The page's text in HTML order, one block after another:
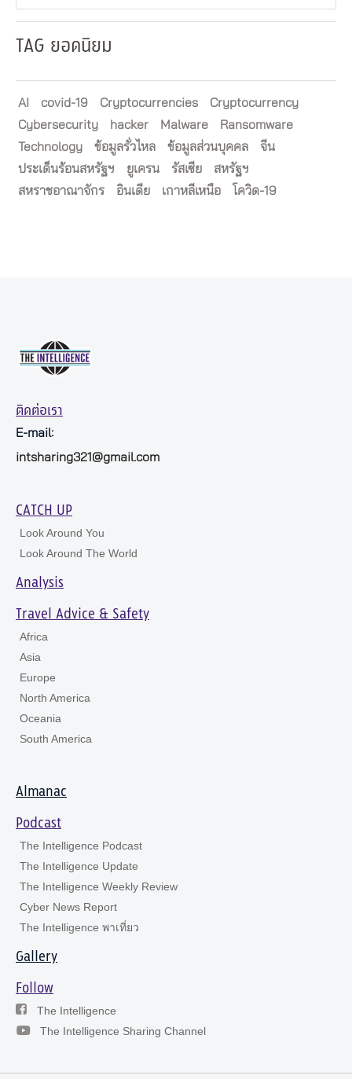
TAG ยอดนิยม
AI covid-19 Cryptocurrencies
Cryptocurrency
Cybersecurity
hacker Malware
Ransomware
Technology
ข้อมูลรั่วไหล ข้อมูลส่วนบุคคล
จีน
ประเด็นร้อนสหรัฐฯ
ยูเครน รัสเซีย
สหรัฐฯ
สหราชอาณาจักร
อินเดีย เกาหลีเหนือ โควิด-19
ติดต่อเรา
E-mail:
intsharing321@gmail.com
CATCH UP
Look Around You
Look Around The World
Analysis
Travel Advice & Safety
Africa
Asia
Europe
North America
Oceania
South America
Almanac
Podcast
The Intelligence Podcast
The Intelligence Update
The Intelligence Weekly Review
Cyber News Report
The Intelligence พาเที่ยว
Gallery
Follow
The Intelligence
The Intelligence Sharing Channel